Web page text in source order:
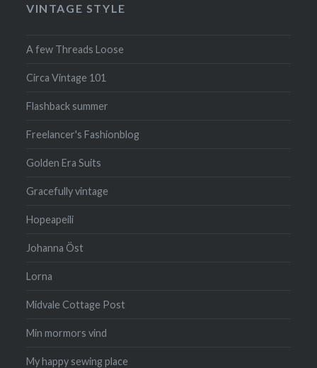
VINTAGE STYLE
A few Threads Loose
Circa Vintage 101
Flashback summer
Freelancer's Fashionblog
Golden Era Suits
Gracefully vintage
Hopeapeili
Johanna Öst
Lorna
Midvale Cottage Post
Min mormors vind
My happy sewing place